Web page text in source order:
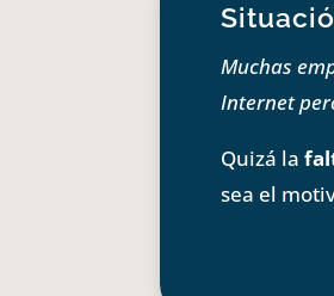
Muchas
Internet
Quizá la
sea el